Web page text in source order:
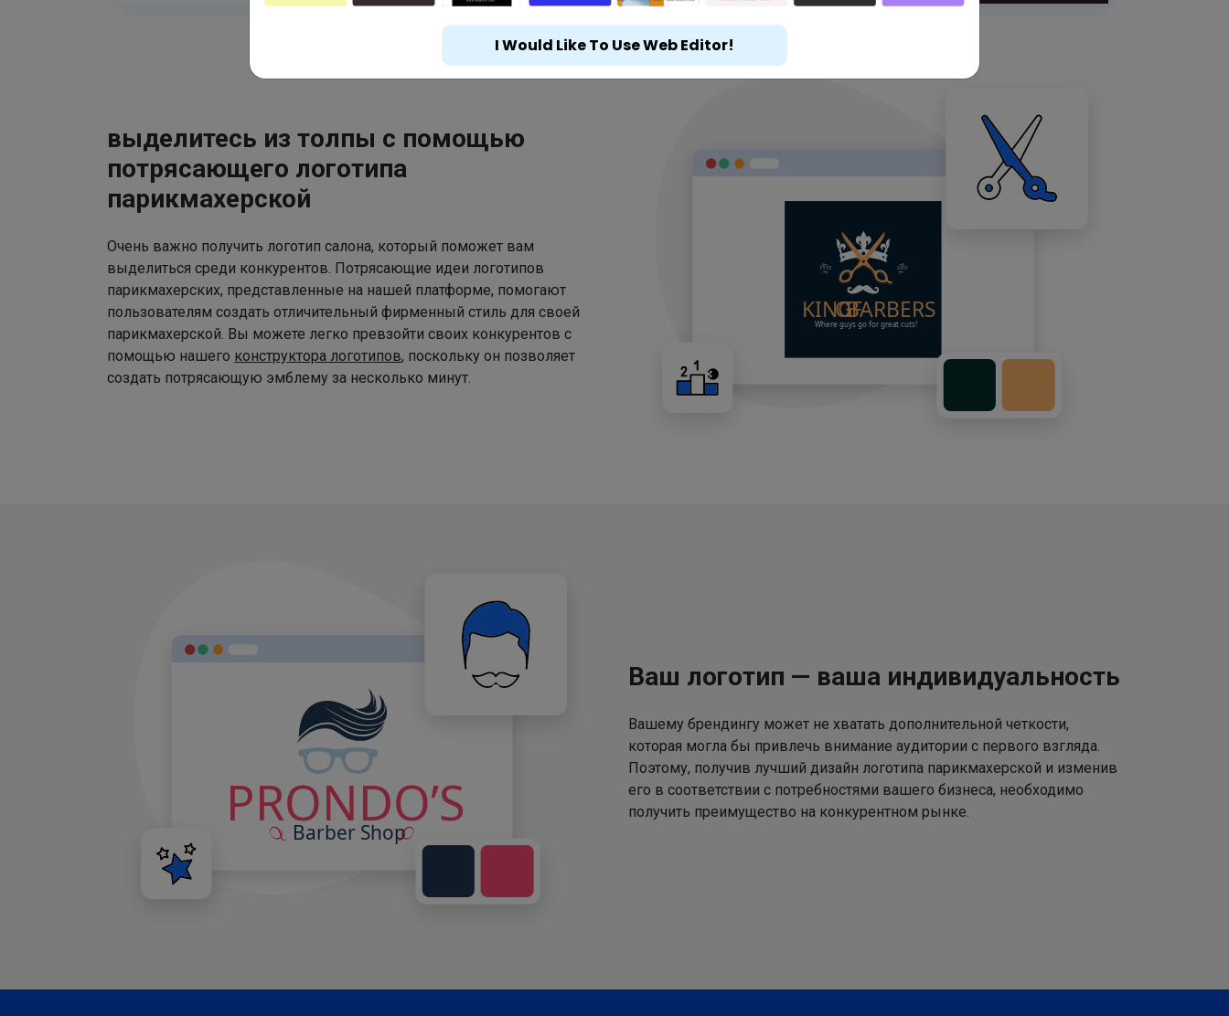
выделитесь из толпы с помощью
потрясающего логотипа
парикмахерской
Очень важно получить логотип салона, который поможет вам
выделиться среди конкурентов. Потрясающие идеи логотипов
парикмахерских, представленные на нашей платформе, помогают
пользователям создать отличительный фирменный стиль для своей
парикмахерской. Вы можете легко превзойти своих конкурентов с
помощью нашего конструктора логотипов, поскольку он позволяет
создать потрясающую эмблему за несколько минут.
Ваш логотип — ваша индивидуальность
Вашему брендингу может не хватать дополнительной четкости,
которая могла бы привлечь внимание аудитории с первого взгляда.
Поэтому, получив лучший дизайн логотипа парикмахерской и изменив
его в соответствии с потребностями вашего бизнеса, необходимо
получить преимущество на конкурентном рынке.
I Would Like To Use Web Editor!